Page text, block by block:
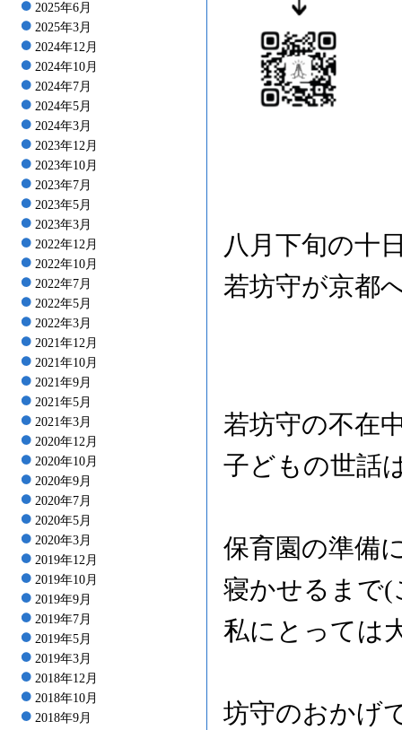
2025年6月
2025年3月
2024年12月
2024年10月
2024年7月
2024年5月
2024年3月
2023年12月
2023年10月
2023年7月
2023年5月
2023年3月
2022年12月
2022年10月
2022年7月
2022年5月
2022年3月
2021年12月
2021年10月
2021年9月
2021年5月
2021年3月
2020年12月
2020年10月
2020年9月
2020年7月
2020年5月
2020年3月
2019年12月
2019年10月
2019年9月
2019年7月
2019年5月
2019年3月
2018年12月
2018年10月
2018年9月
八月下旬の十
若坊守が京都
若坊守の不在
子どもの世話
保育園の準備
寝かせるまで(
私にとっては
坊守のおかげ